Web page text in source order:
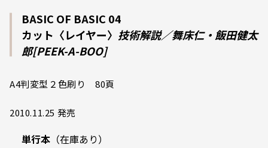
BASIC OF BASIC 04
カット〈レイヤー〉 技術解説／舞床仁・飯田健太
郎[PEEK-A-BOO]
A4判変型２色刷り 80頁
2010.11.25 発売
単行本 （在庫あり）